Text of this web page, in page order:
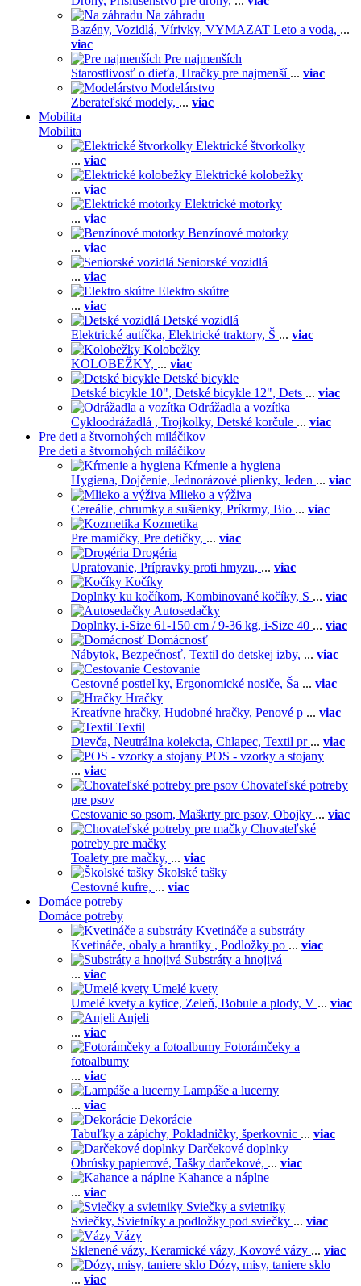
Na záhradu
Bazény, Vozidlá, Vírivky, VYMAZAT Leto a voda, ...
viac
Pre najmenších
Starostlivosť o dieťa, Hračky pre najmenší ... viac
Modelárstvo
Zberateľské modely, ... viac
Mobilita
Mobilita
Elektrické štvorkolky
... viac
Elektrické kolobežky
... viac
Elektrické motorky
... viac
Benzínové motorky
... viac
Seniorské vozidlá
... viac
Elektro skútre
... viac
Detské vozidlá
Elektrické autíčka, Elektrické traktory, Š ... viac
Kolobežky
KOLOBEŽKY, ... viac
Detské bicykle
Detské bicykle 10", Detské bicykle 12", Dets ... viac
Odrážadla a vozítka
Cykloodrážadlá , Trojkolky, Detské korčule ... viac
Pre deti a štvornohých miláčikov
Pre deti a štvornohých miláčikov
Kŕmenie a hygiena
Hygiena, Dojčenie, Jednorázové plienky, Jeden ... viac
Mlieko a výživa
Cereálie, chrumky a sušienky, Príkrmy, Bio ... viac
Kozmetika
Pre mamičky, Pre detičky, ... viac
Drogéria
Upratovanie, Prípravky proti hmyzu, ... viac
Kočíky
Doplnky ku kočíkom, Kombinované kočíky, S ... viac
Autosedačky
Doplnky, i-Size 61-150 cm / 9-36 kg, i-Size 40 ... viac
Domácnosť
Nábytok, Bezpečnosť, Textil do detskej izby, ... viac
Cestovanie
Cestovné postieľky, Ergonomické nosiče, Ša ... viac
Hračky
Kreatívne hračky, Hudobné hračky, Penové p ... viac
Textil
Dievča, Neutrálna kolekcia, Chlapec, Textil pr ... viac
POS - vzorky a stojany
... viac
Chovateľské potreby
pre psov
Cestovanie so psom, Maškrty pre psov, Obojky ... viac
Chovateľské
potreby pre mačky
Toalety pre mačky, ... viac
Školské tašky
Cestovné kufre, ... viac
Domáce potreby
Domáce potreby
Kvetináče a substráty
Kvetináče, obaly a hrantíky , Podložky po ... viac
Substráty a hnojivá
... viac
Umelé kvety
Umelé kvety a kytice, Zeleň, Bobule a plody, V ... viac
Anjeli
... viac
Fotorámčeky a
fotoalbumy
... viac
Lampáše a lucerny
... viac
Dekorácie
Tabuľky a zápichy, Pokladničky, šperkovnic ... viac
Darčekové doplnky
Obrúsky papierové, Tašky darčekové, ... viac
Kahance a náplne
... viac
Sviečky a svietniky
Sviečky, Svietníky a podložky pod sviečky ... viac
Vázy
Sklenené vázy, Keramické vázy, Kovové vázy ... viac
Dózy, misy, taniere sklo
... viac